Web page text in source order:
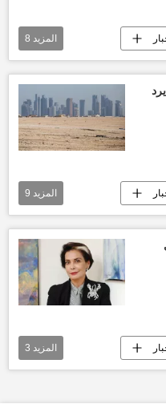
بن فهد
المزيد 8
المزيد 9
السعودية اليوم
المزيد 3